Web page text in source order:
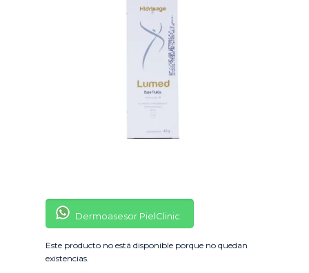
Dermoasesor PielClinic
Este producto no está disponible porque no quedan
existencias.